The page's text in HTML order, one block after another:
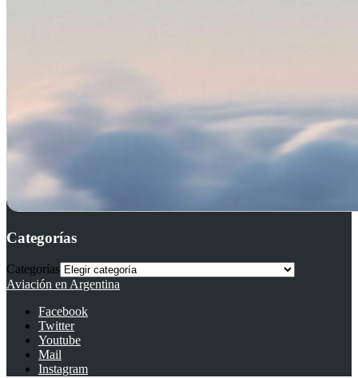
Categorías
Categorías
Aviación en Argentina
Facebook
Twitter
Youtube
Mail
Instagram